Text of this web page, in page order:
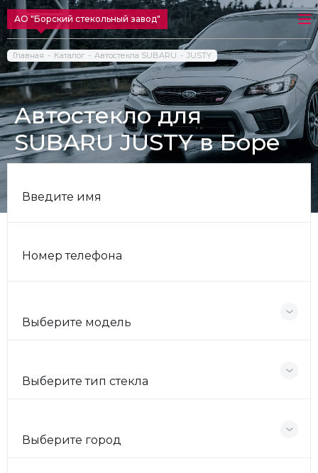
АО "Борский стекольный завод"
Главная Каталог Автостекла SUBARU JUSTY
Автостекло для
SUBARU JUSTY в Боре
Введите имя
Номер телефона
Выберите модель
Выберите тип стекла
Выберите город